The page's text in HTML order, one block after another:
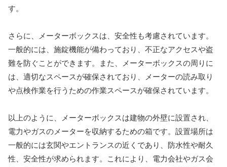
す。
さらに、メーターボックスは、安全性も考慮されています。
一般的には、施錠機能が備わっており、不正なアクセスや盗
難を防ぐことができます。また、メーターボックスの周りに
は、適切なスペースが確保されており、メーターの読み取り
や点検作業を行うための作業スペースが確保されています。
以上のように、メーターボックスは建物の外壁に設置され、
電力やガスのメーターを収納するための箱です。設置場所は
一般的には玄関やエントランスの近くであり、防水性や耐久
性、安全性が求められます。これにより、電力会社やガス会